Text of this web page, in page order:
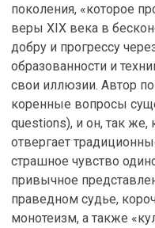
поколения, «которое
веры XIX века в
добру и прогрессу
образованности и
свои иллюзии. Автор
коренные вопросы
questions), и он, так же,
отвергает
страшное чувство
привычное
праведном судье,
монотеизм, а также